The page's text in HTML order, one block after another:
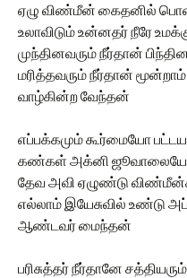
ஏழு விண்மீன் கைதனில்
உலாவிடும் உன்னதர் நீரே
முந்தினவரும் நீர்தான்
மரித்தவரும் நீர்தான் மூன்றாம்
வாழ்கின்ற வேந்தன்
எப்பக்கமும் கூர்மையோ
கண்கள் அக்னி
தேவ அவி ஏழுண்டு
எல்லாம் இயேசுவில் உண்டு
ஆண்டவர் மைந்தன்
பரிசுத்தர் நீர்தானே